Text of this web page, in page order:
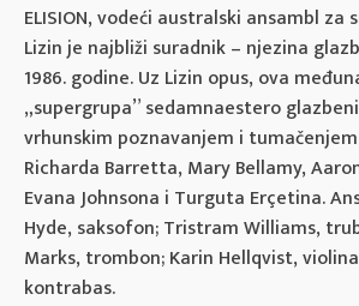
ELISION, vodeći australski ansambl za
Lizin je najbliži suradnik – njezina
1986. godine. Uz Lizin opus, ova
„supergrupa” sedamnaestero
vrhunskim poznavanjem i
Richarda Barretta, Mary Bellamy,
Evana Johnsona i Turguta Erçetina.
Hyde, saksofon; Tristram Williams,
Marks, trombon; Karin Hellqvist,
kontrabas.